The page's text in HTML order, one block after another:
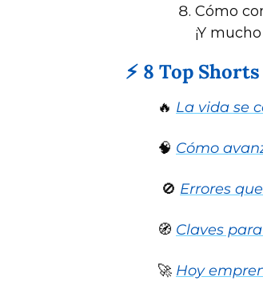
Cómo
¡Y
⚡ 8 Top
🔥 La vida se
🧠 Cómo
🚫 Errores
🧭 Claves
🚀 Hoy